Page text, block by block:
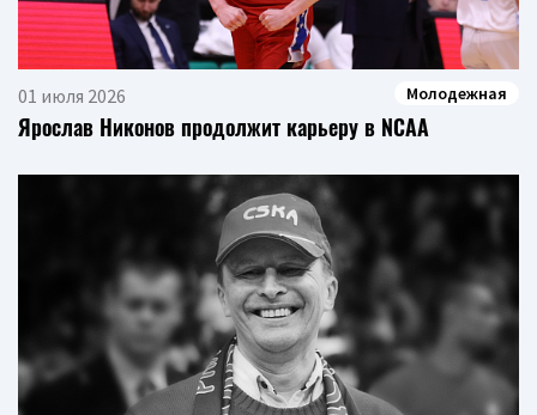
01 июля 2026 Молодежная
Ярослав Никонов продолжит карьеру в NCAA